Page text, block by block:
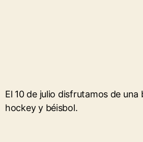
El 10 de julio disfrutamos de una
hockey y béisbol.